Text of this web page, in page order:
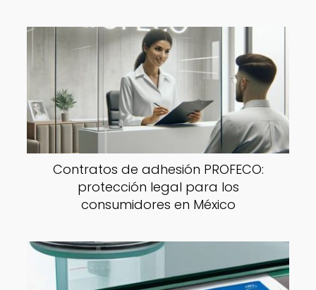
Contratos de adhesión PROFECO:
protección legal para los
consumidores en México